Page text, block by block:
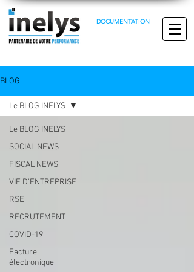
DOCUMENTATION
BLOG
Le BLOG INELYS
SOCIAL NEWS
FISCAL NEWS
VIE D'ENTREPRISE
RSE
RECRUTEMENT
COVID-19
Facture
électronique
Le BLOG INELYS